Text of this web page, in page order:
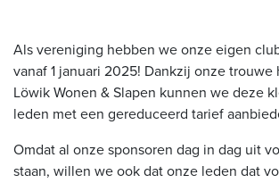
Als vereniging hebben we onze eigen
vanaf 1 januari 2025! Dankzij onze trouwe
Löwik Wonen & Slapen kunnen we deze
leden met een gereduceerd tarief
Omdat al onze sponsoren dag in dag uit
staan, willen we ook dat onze leden dat